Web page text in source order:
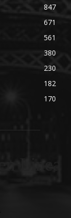
847
671
561
380
230
182
170